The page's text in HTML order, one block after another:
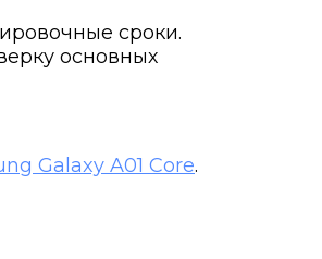
сроки.
основных
Galaxy A01 Core.